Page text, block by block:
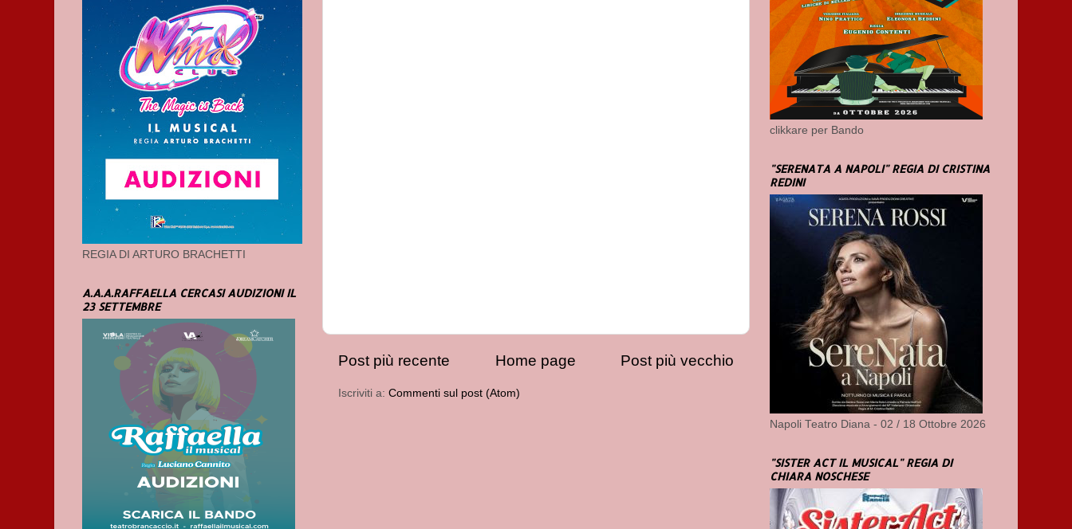
Post più recente Post più vecchio
Home page
Iscriviti a: Commenti sul post (Atom)
REGIA DI ARTURO BRACHETTI
A.A.A.RAFFAELLA CERCASI AUDIZIONI IL
23 SETTEMBRE
clikkare per Bando
"SERENATA A NAPOLI" REGIA DI CRISTINA
REDINI
Napoli Teatro Diana - 02 / 18 Ottobre 2026
"SISTER ACT IL MUSICAL" REGIA DI
CHIARA NOSCHESE